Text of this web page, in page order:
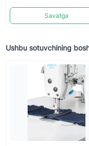
Savatga
Ushbu sotuvchining